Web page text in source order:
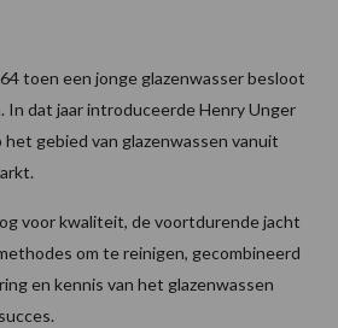
toen een jonge glazenwasser besloot
In dat jaar introduceerde Henry Unger
gebied van glazenwassen vanuit
voor kwaliteit, de voortdurende jacht
om te reinigen, gecombineerd
en kennis van het glazenwassen